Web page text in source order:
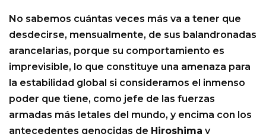
No sabemos cuántas veces más va a tener que
desdecirse, mensualmente, de sus balandronadas
arancelarias, porque su comportamiento es
imprevisible, lo que constituye una amenaza para
la estabilidad global si consideramos el inmenso
poder que tiene, como jefe de las fuerzas
armadas más letales del mundo, y encima con los
antecedentes genocidas de Hiroshima y